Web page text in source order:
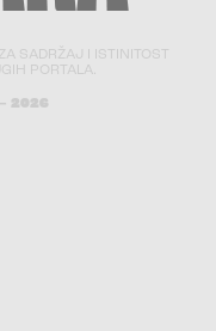
SADRŽAJ I ISTINITOST
PORTALA.
2026